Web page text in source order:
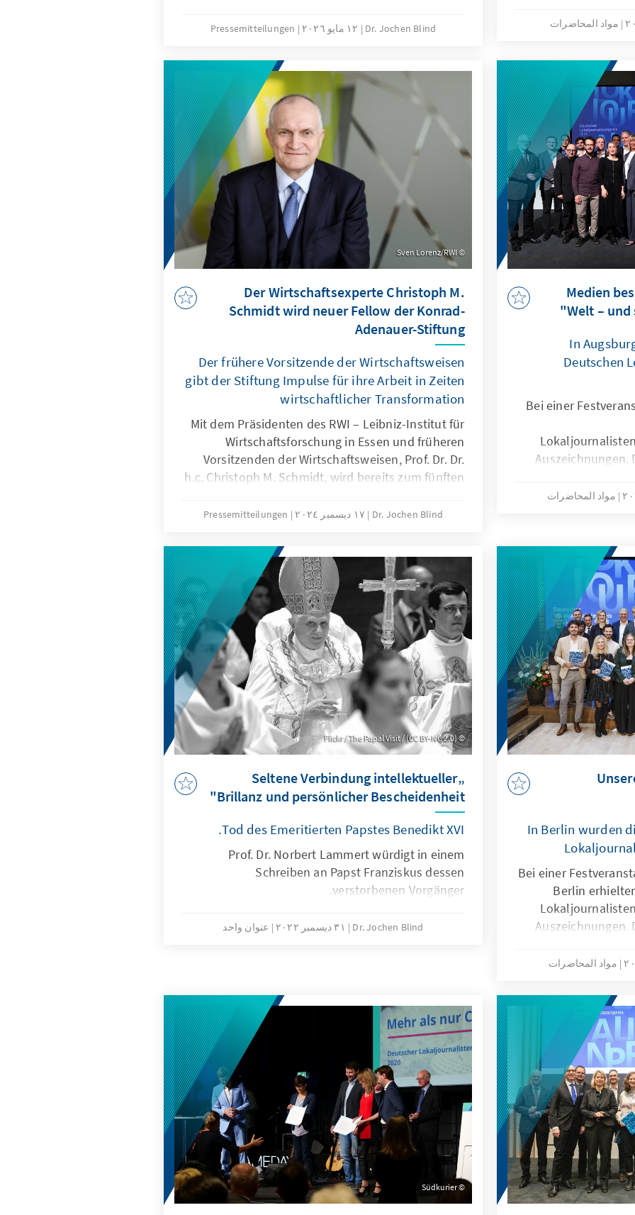
مواد المحاضرات Dr. Jochen Blind ١٢ مايو ٢٠٢٦ Pressemitteilungen
"Medien
Welt – und
In
Deutschen
Bei einer
Auszeichnungen.
und Journalisten
مواد المحاضرات
Sven Lorenz/RWI
Der Wirtschaftsexperte Christoph M.
Schmidt wird neuer Fellow der Konrad-
Adenauer-Stiftung
Der frühere Vorsitzende der Wirtschaftsweisen
gibt der Stiftung Impulse für ihre Arbeit in Zeiten
wirtschaftlicher Transformation
Mit dem Präsidenten des RWI – Leibniz-Institut für
Wirtschaftsforschung in Essen und früheren
Vorsitzenden der Wirtschaftsweisen, Prof. Dr. Dr.
h.c. Christoph M. Schmidt, wird bereits zum fünften
der Stiftung für ein Jahr mit einem Blick von außen
Nassehi (2021), den Sicherheitsexperten Christoph
Heusgen (2022), die Meeresbiologin Antje Boetius
(2023) und den Digital- und Technologieexperten
Lars Zimmermann (2024).
Dr. Jochen Blind ١٧ ديسمبر ٢٠٢٤ Pressemitteilungen
In Berlin wurden
Bei einer
Berlin
Auszeichnungen.
und Journalisten
مواد المحاضرات
Flickr / The Papal Visit / (CC BY-NC 2.0)
„Seltene Verbindung intellektueller
Brillanz und persönlicher Bescheidenheit"
Tod des Emeritierten Papstes Benedikt XVI.
Prof. Dr. Norbert Lammert würdigt in einem
Schreiben an Papst Franziskus dessen
verstorbenen Vorgänger.
Dr. Jochen Blind ٣١ ديسمبر ٢٠٢٢ عنوان واحد
Südkurier